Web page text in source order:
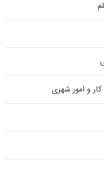
و امور شهری